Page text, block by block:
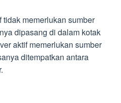
memerlukan sumber
dipasang di dalam kotak
aktif memerlukan sumber
ditempatkan antara